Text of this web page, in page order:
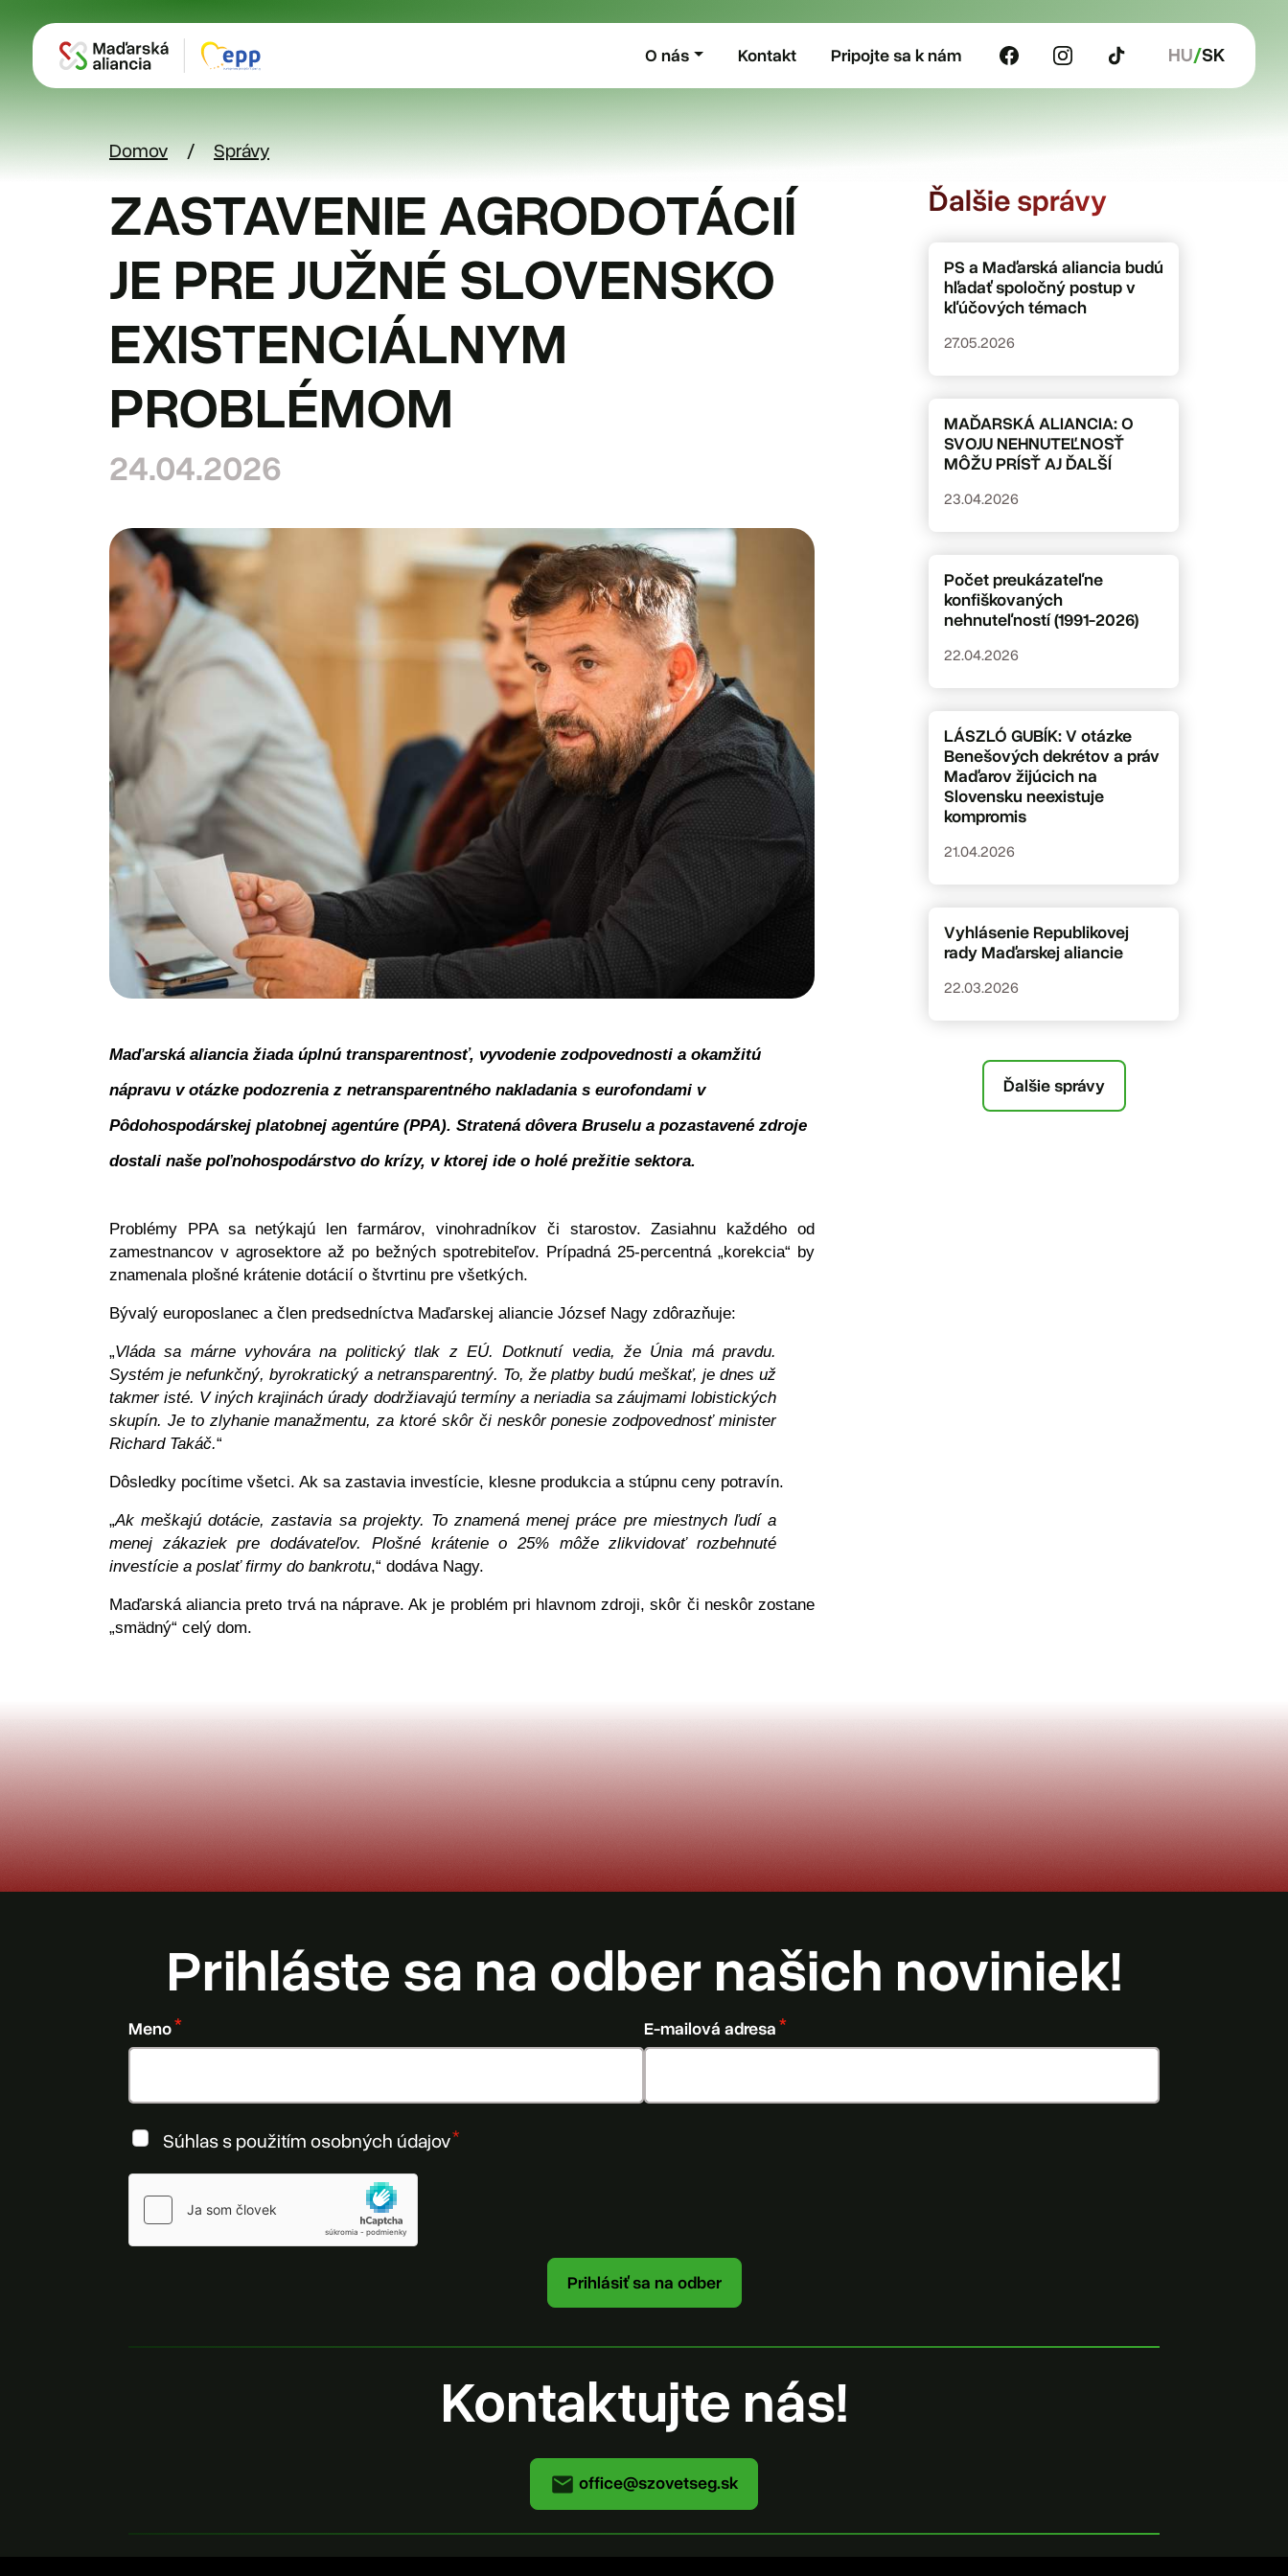
O nás Kontakt Pripojte sa k nám HU SK
Domov Správy
ZASTAVENIE AGRODOTÁCIÍ
JE PRE JUŽNÉ SLOVENSKO
EXISTENCIÁLNYM
PROBLÉMOM
24.04.2026
Maďarská aliancia žiada úplnú transparentnosť, vyvodenie zodpovednosti a okamžitú
nápravu v otázke podozrenia z netransparentného nakladania s eurofondami v
Pôdohospodárskej platobnej agentúre (PPA). Stratená dôvera Bruselu a pozastavené zdroje
dostali naše poľnohospodárstvo do krízy, v ktorej ide o holé prežitie sektora.
Problémy PPA sa netýkajú len farmárov, vinohradníkov či starostov. Zasiahnu každého od
zamestnancov v agrosektore až po bežných spotrebiteľov. Prípadná 25-percentná „korekcia“ by
znamenala plošné krátenie dotácií o štvrtinu pre všetkých.
Bývalý europoslanec a člen predsedníctva Maďarskej aliancie József Nagy zdôrazňuje:
„Vláda sa márne vyhovára na politický tlak z EÚ. Dotknutí vedia, že Únia má pravdu.
Systém je nefunkčný, byrokratický a netransparentný. To, že platby budú meškať, je dnes už
takmer isté. V iných krajinách úrady dodržiavajú termíny a neriadia sa záujmami lobistických
skupín. Je to zlyhanie manažmentu, za ktoré skôr či neskôr ponesie zodpovednosť minister
Richard Takáč.“
Dôsledky pocítime všetci. Ak sa zastavia investície, klesne produkcia a stúpnu ceny potravín.
„Ak meškajú dotácie, zastavia sa projekty. To znamená menej práce pre miestnych ľudí a
menej zákaziek pre dodávateľov. Plošné krátenie o 25% môže zlikvidovať rozbehnuté
investície a poslať firmy do bankrotu,“ dodáva Nagy.
Maďarská aliancia preto trvá na náprave. Ak je problém pri hlavnom zdroji, skôr či neskôr zostane
„smädný“ celý dom.
Ďalšie správy
PS a Maďarská aliancia budú
hľadať spoločný postup v
kľúčových témach
27.05.2026
MAĎARSKÁ ALIANCIA: O
SVOJU NEHNUTEĽNOSŤ
MÔŽU PRÍSŤ AJ ĎALŠÍ
23.04.2026
Počet preukázateľne
konfiškovaných
nehnuteľností (1991-2026)
22.04.2026
LÁSZLÓ GUBÍK: V otázke
Benešových dekrétov a práv
Maďarov žijúcich na
Slovensku neexistuje
kompromis
21.04.2026
Vyhlásenie Republikovej
rady Maďarskej aliancie
22.03.2026
Ďalšie správy
Prihláste sa na odber našich noviniek!
Meno E-mailová adresa
Súhlas s použitím osobných údajov
Kontaktujte nás!
office@szovetseg.sk